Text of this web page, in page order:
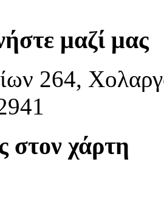
μαζί μας
264,
στον χάρτη